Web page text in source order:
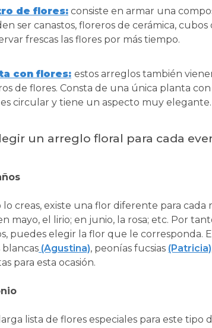
de flores: consiste en armar una
ser canastos, floreros de cerámica,
frescas las flores por más tiempo.
con flores: estos arreglos también
de flores. Consta de una única planta
es circular y tiene un aspecto muy elegante.
un arreglo floral para cada
creas, existe una flor diferente para cada
mayo, el lirio; en junio, la rosa; etc. Por
puedes elegir la flor que le corresponda.
blancas (Agustina), peonías fucsias (Patricia)
para esta ocasión.
lista de flores especiales para este tipo